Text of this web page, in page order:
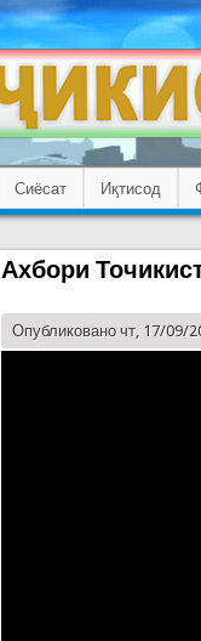
Сиёсат Иқтисод
Ахбори
Опубликовано чт, 17/09/